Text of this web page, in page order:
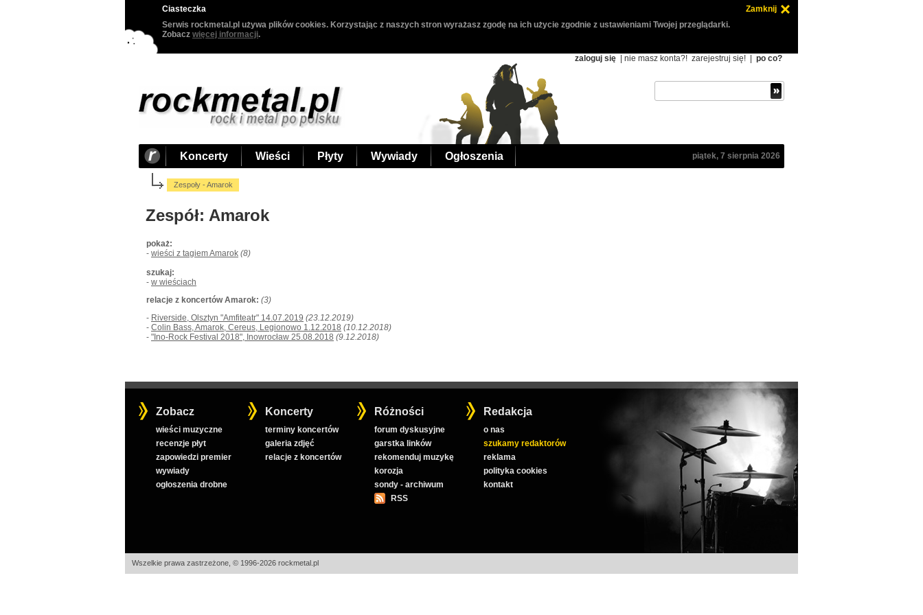
Ciasteczka
Zamknij
Serwis rockmetal.pl używa plików cookies. Korzystając z naszych stron wyrażasz zgodę na ich użycie zgodnie z ustawieniami Twojej przeglądarki.
Zobacz więcej informacji.
zaloguj się | nie masz konta?! zarejestruj się! po co?
Koncerty Wieści Płyty Wywiady Ogłoszenia piątek, 7 sierpnia 2026
Zespoły - Amarok
Zespół: Amarok
pokaż:
- wieści z tagiem Amarok (8)
szukaj:
- w wieściach
relacje z koncertów Amarok: (3)
- Riverside, Olsztyn "Amfiteatr" 14.07.2019 (23.12.2019)
- Colin Bass, Amarok, Cereus, Legionowo 1.12.2018 (10.12.2018)
- "Ino-Rock Festival 2018", Inowrocław 25.08.2018 (9.12.2018)
Zobacz
wieści muzyczne
recenzje płyt
zapowiedzi premier
wywiady
ogłoszenia drobne
Koncerty
terminy koncertów
galeria zdjęć
relacje z koncertów
Różności
forum dyskusyjne
garstka linków
rekomenduj muzykę
korozja
sondy - archiwum
RSS
Redakcja
o nas
szukamy redaktorów
reklama
polityka cookies
kontakt
Wszelkie prawa zastrzeżone, © 1996-2026 rockmetal.pl